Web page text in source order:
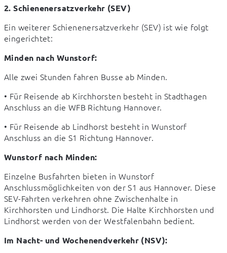
2. Schienenersatzverkehr (SEV)
Ein weiterer Schienenersatzverkehr (SEV) ist wie folgt
eingerichtet:
Minden nach Wunstorf:
Alle zwei Stunden fahren Busse ab Minden.
• Für Reisende ab Kirchhorsten besteht in Stadthagen
Anschluss an die WFB Richtung Hannover.
• Für Reisende ab Lindhorst besteht in Wunstorf
Anschluss an die S1 Richtung Hannover.
Wunstorf nach Minden:
Einzelne Busfahrten bieten in Wunstorf
Anschlussmöglichkeiten von der S1 aus Hannover. Diese
SEV-Fahrten verkehren ohne Zwischenhalte in
Kirchhorsten und Lindhorst. Die Halte Kirchhorsten und
Lindhorst werden von der Westfalenbahn bedient.
Im Nacht- und Wochenendverkehr (NSV):